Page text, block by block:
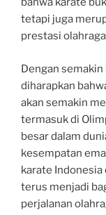
tetapi juga
prestasi
Dengan
diharapkan
akan semakin
termasuk di
besar dalam
kesempatan
karate Indonesia
terus menjadi
perjalanan